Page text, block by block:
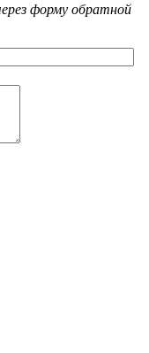
форму обратной